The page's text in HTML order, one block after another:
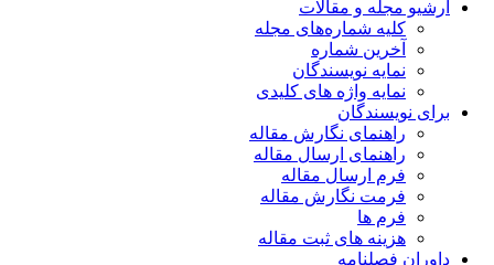
آرشیو مجله و مقالات
کلیه شماره‌های مجله
آخرین شماره
نمایه نویسندگان
نمایه واژه های کلیدی
برای نویسندگان
راهنمای نگارش مقاله
راهنمای ارسال مقاله
فرم ارسال مقاله
فرمت نگارش مقاله
فرم ها
هزینه های ثبت مقاله
داوران فصلنامه